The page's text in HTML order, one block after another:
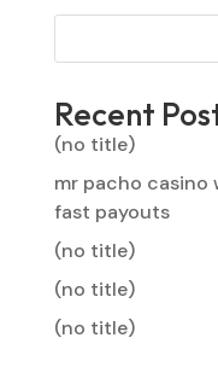
Recent
(no title)
mr pacho casino
fast payouts
(no title)
(no title)
(no title)